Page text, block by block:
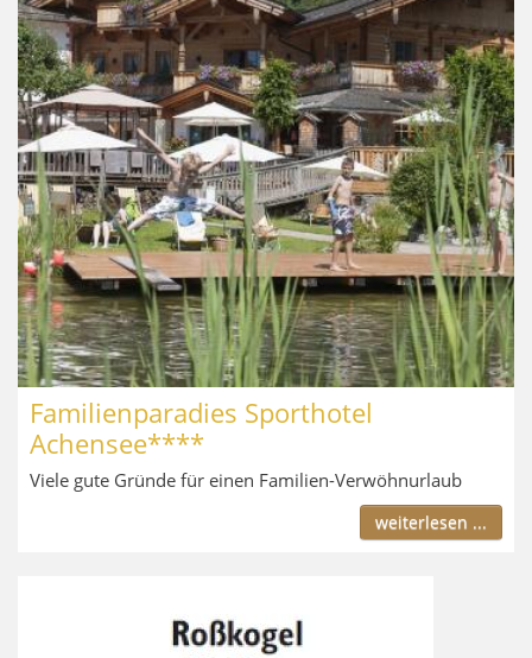
Familienparadies Sporthotel
Achensee****
Viele gute Gründe für einen Familien-Verwöhnurlaub
weiterlesen ...